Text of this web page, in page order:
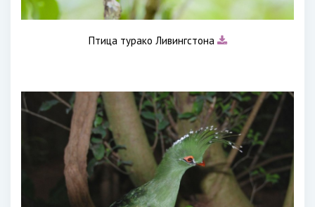
Птица турако Ливингстона